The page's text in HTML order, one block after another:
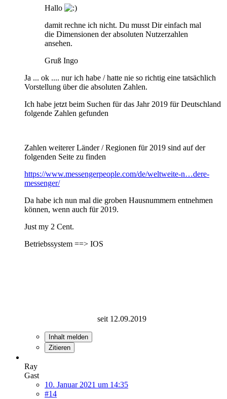
Hallo
damit rechne ich nicht. Du musst Dir einfach mal
die Dimensionen der absoluten Nutzerzahlen
ansehen.
Gruß Ingo
Ja ... ok .... nur ich habe / hatte nie so richtig eine tatsächlich
Vorstellung über die absoluten Zahlen.
Ich habe jetzt beim Suchen für das Jahr 2019 für Deutschland
folgende Zahlen gefunden
Zahlen weiterer Länder / Regionen für 2019 sind auf der
folgenden Seite zu finden
https://www.messengerpeople.com/de/weltweite-n…dere-
messenger/
Da habe ich nun mal die groben Hausnummern entnehmen
können, wenn auch für 2019.
Just my 2 Cent.
Betriebssystem ==> IOS
seit 12.09.2019
Inhalt melden
Zitieren
Ray
Gast
10. Januar 2021 um 14:35
#14